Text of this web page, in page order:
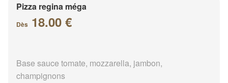
Pizza regina méga
Dès 18.00 €
Base sauce tomate, mozzarella, jambon,
champignons